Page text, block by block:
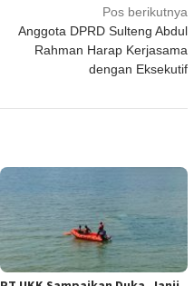
Pos berikutnya
Anggota DPRD Sulteng Abdul
Rahman Harap Kerjasama
dengan Eksekutif